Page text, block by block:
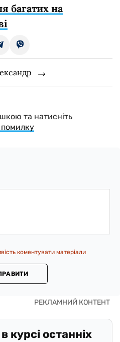
багатих на
та натисніть
помилку
коментувати матеріали
курсі останніх